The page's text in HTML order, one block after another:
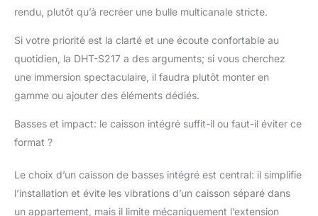
rendu, plutôt qu’à recréer une bulle multicanale stricte.
Si votre priorité est la clarté et une écoute confortable au
quotidien, la DHT-S217 a des arguments; si vous cherchez
une immersion spectaculaire, il faudra plutôt monter en
gamme ou ajouter des éléments dédiés.
Basses et impact: le caisson intégré suffit-il ou faut-il éviter ce
format ?
Le choix d’un caisson de basses intégré est central: il simplifie
l’installation et évite les vibrations d’un caisson séparé dans
un appartement, mais il limite mécaniquement l’extension